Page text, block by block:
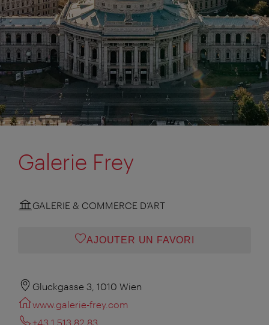
Galerie Frey
GALERIE & COMMERCE D’ART
AJOUTER UN FAVORI
Gluckgasse 3, 1010 Wien
www.galerie-frey.com
+43 1 513 82 83